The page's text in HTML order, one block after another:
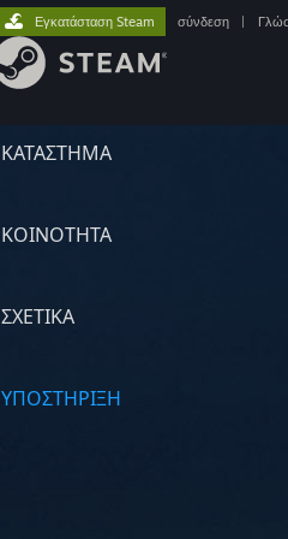
ΚΑΤΑΣΤΗΜΑ
ΚΟΙΝΟΤΗΤΑ
ΣΧΕΤΙΚΆ
ΥΠΟΣΤΗΡΙΞΗ
Εγκατάσταση Steam σύνδεση